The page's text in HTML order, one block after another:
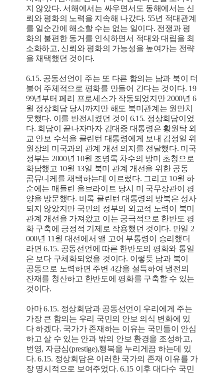
지 않았다. 서해에서는 싸우면서도 동해에서는 신
뢰와 평화의 노력을 지속해 나갔다. 55년 적대관계
를 일순간에 해소할 수는 없는 일이다. 전쟁과 평
화의 불편한 동거를 인식하면서 적대와 대립을 최
소화하고, 신뢰와 평화의 가능성을 높여가는 전략
을 채택했던 것이다.
6.15. 공동선언이 주는 또 다른 함의는 남과 북이 더
불어 주체적으로 평화를 만들어 간다는 것이다. 19
99년부터 페리 프로세스가 작동되었지만 2000년 6
월 정상회담 당시까지만 해도 북미관계는 원만치
못했다. 이를 반전시켰던 것이 6.15. 정상회담이었
다. 회담이 끝나자마자 김대중 대통령은 황원탁 외
교 안보 수석을 클린턴 대통령에게 보내 김정일 위
원장의 미국과의 관계 개선 의지를 전달했다. 미국
정부는 2000년 10월 조명록 차수의 방미 초청으로
화답했고 10월 13일 북미 관계 개선을 위한 공동
콤뮤니케를 채택하는데 이르렀다. 그리고 10월 하
순에는 매들린 올브라이트 당시 미 국무장관이 평
양을 방문했다. 비록 클린턴 대통령의 방북은 성사
되지 않았지만 국민의 정부의 외교적 노력이 북미
관계 개선을 가져왔고 이는 궁극적으로 한반도 평
화 구축에 긍정적 기제로 작용했던 것이다. 만일 2
000년 11월 대선에서 앨 고어 부통령이 승리했더
라면 6.15. 공동선언에 따른 한반도의 평화와 통일
은 보다 구체화되었을 것이다. 이렇듯 남과 북이
공동으로 노력하면 주변 4강을 설득하여 냉전의
잔재를 청산하고 한반도에 평화를 구축할 수 있는
것이다.
아마 6.15. 정상회담과 공동선언이 우리에게 주는
가장 큰 함의는 우리 국민의 안보 의식 변화에 있
다 하겠다. 국가가 존재하는 이유는 국민들이 안심
하고 살 수 있는 안과 밖의 안보 환경을 조성하고,
번영, 자긍심(prestige),행복을 누리게끔 하는데 있
다. 6.15. 정상회담은 이러한 국가의 존재 이유를 가
장 명시적으로 보여주었다. 6.15 이후 대다수 국민